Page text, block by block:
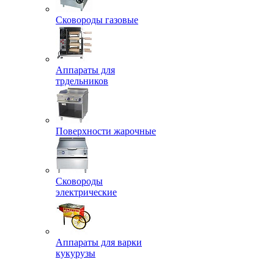
Сковороды газовые
Аппараты для
трдельников
Поверхности жарочные
Сковороды
электрические
Аппараты для варки
кукурузы